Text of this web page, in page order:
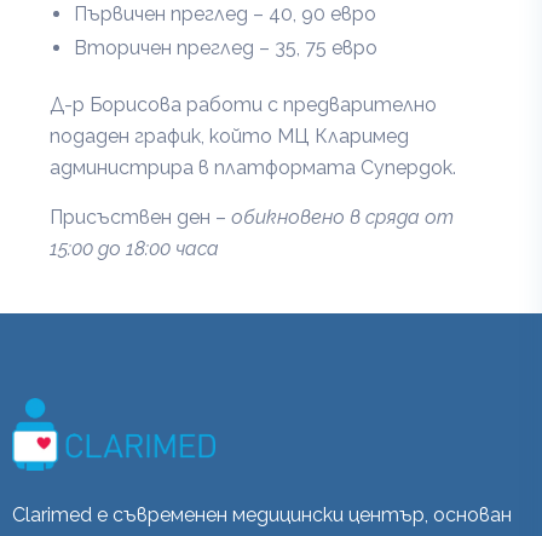
Първичен преглед – 40, 90 евро
Вторичен преглед – 35, 75 евро
Д-р Борисова работи с предварително
подаден график, който МЦ Кларимед
администрира в платформата Супердок.
Присъствен ден – обикновено в сряда от
15:00 до 18:00 часа
Clarimed е съвременен медицински център, основан